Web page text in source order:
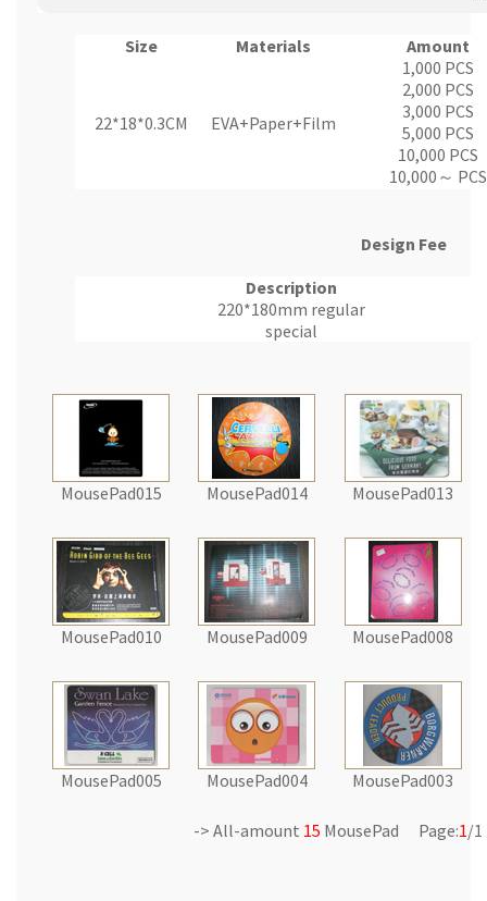
Size Materials Amount
22*18*0.3CM EVA+Paper+Film
1,000 PCS
2,000 PCS
3,000 PCS
5,000 PCS
10,000 PCS
10,000～ PCS
Design Fee
Description
220*180mm regular
special
MousePad015 MousePad014 MousePad013
MousePad010 MousePad009 MousePad008
MousePad005 MousePad004 MousePad003
-> All-amount 15 MousePad Page:1/